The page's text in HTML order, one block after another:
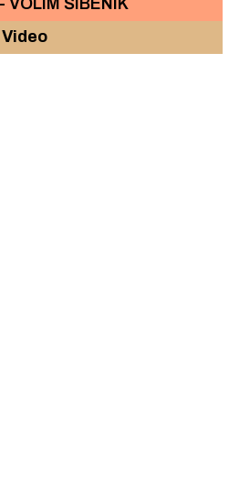
VOLIM ŠIBENIK
Video